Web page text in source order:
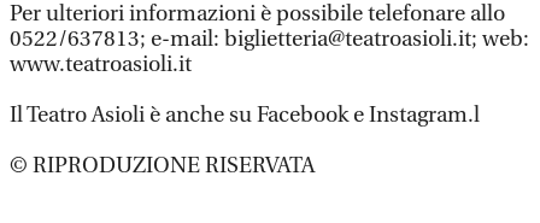
Per ulteriori informazioni è possibile telefonare allo
0522/637813; e-mail: biglietteria@teatroasioli.it; web:
www.teatroasioli.it
Il Teatro Asioli è anche su Facebook e Instagram.l
© RIPRODUZIONE RISERVATA